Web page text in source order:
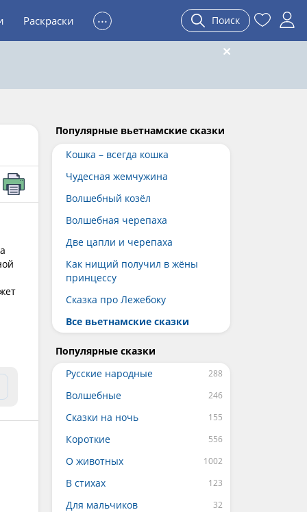
Раскраски ... Поиск
Популярные вьетнамские сказки
Кошка – всегда кошка
Чудесная жемчужина
Волшебный козёл
Волшебная черепаха
Две цапли и черепаха
Как нищий получил в жёны
принцессу
Сказка про Лежебоку
Все вьетнамские сказки
Популярные сказки
Русские народные
Волшебные
Сказки на ночь
Короткие
О животных
В стихах
Для мальчиков